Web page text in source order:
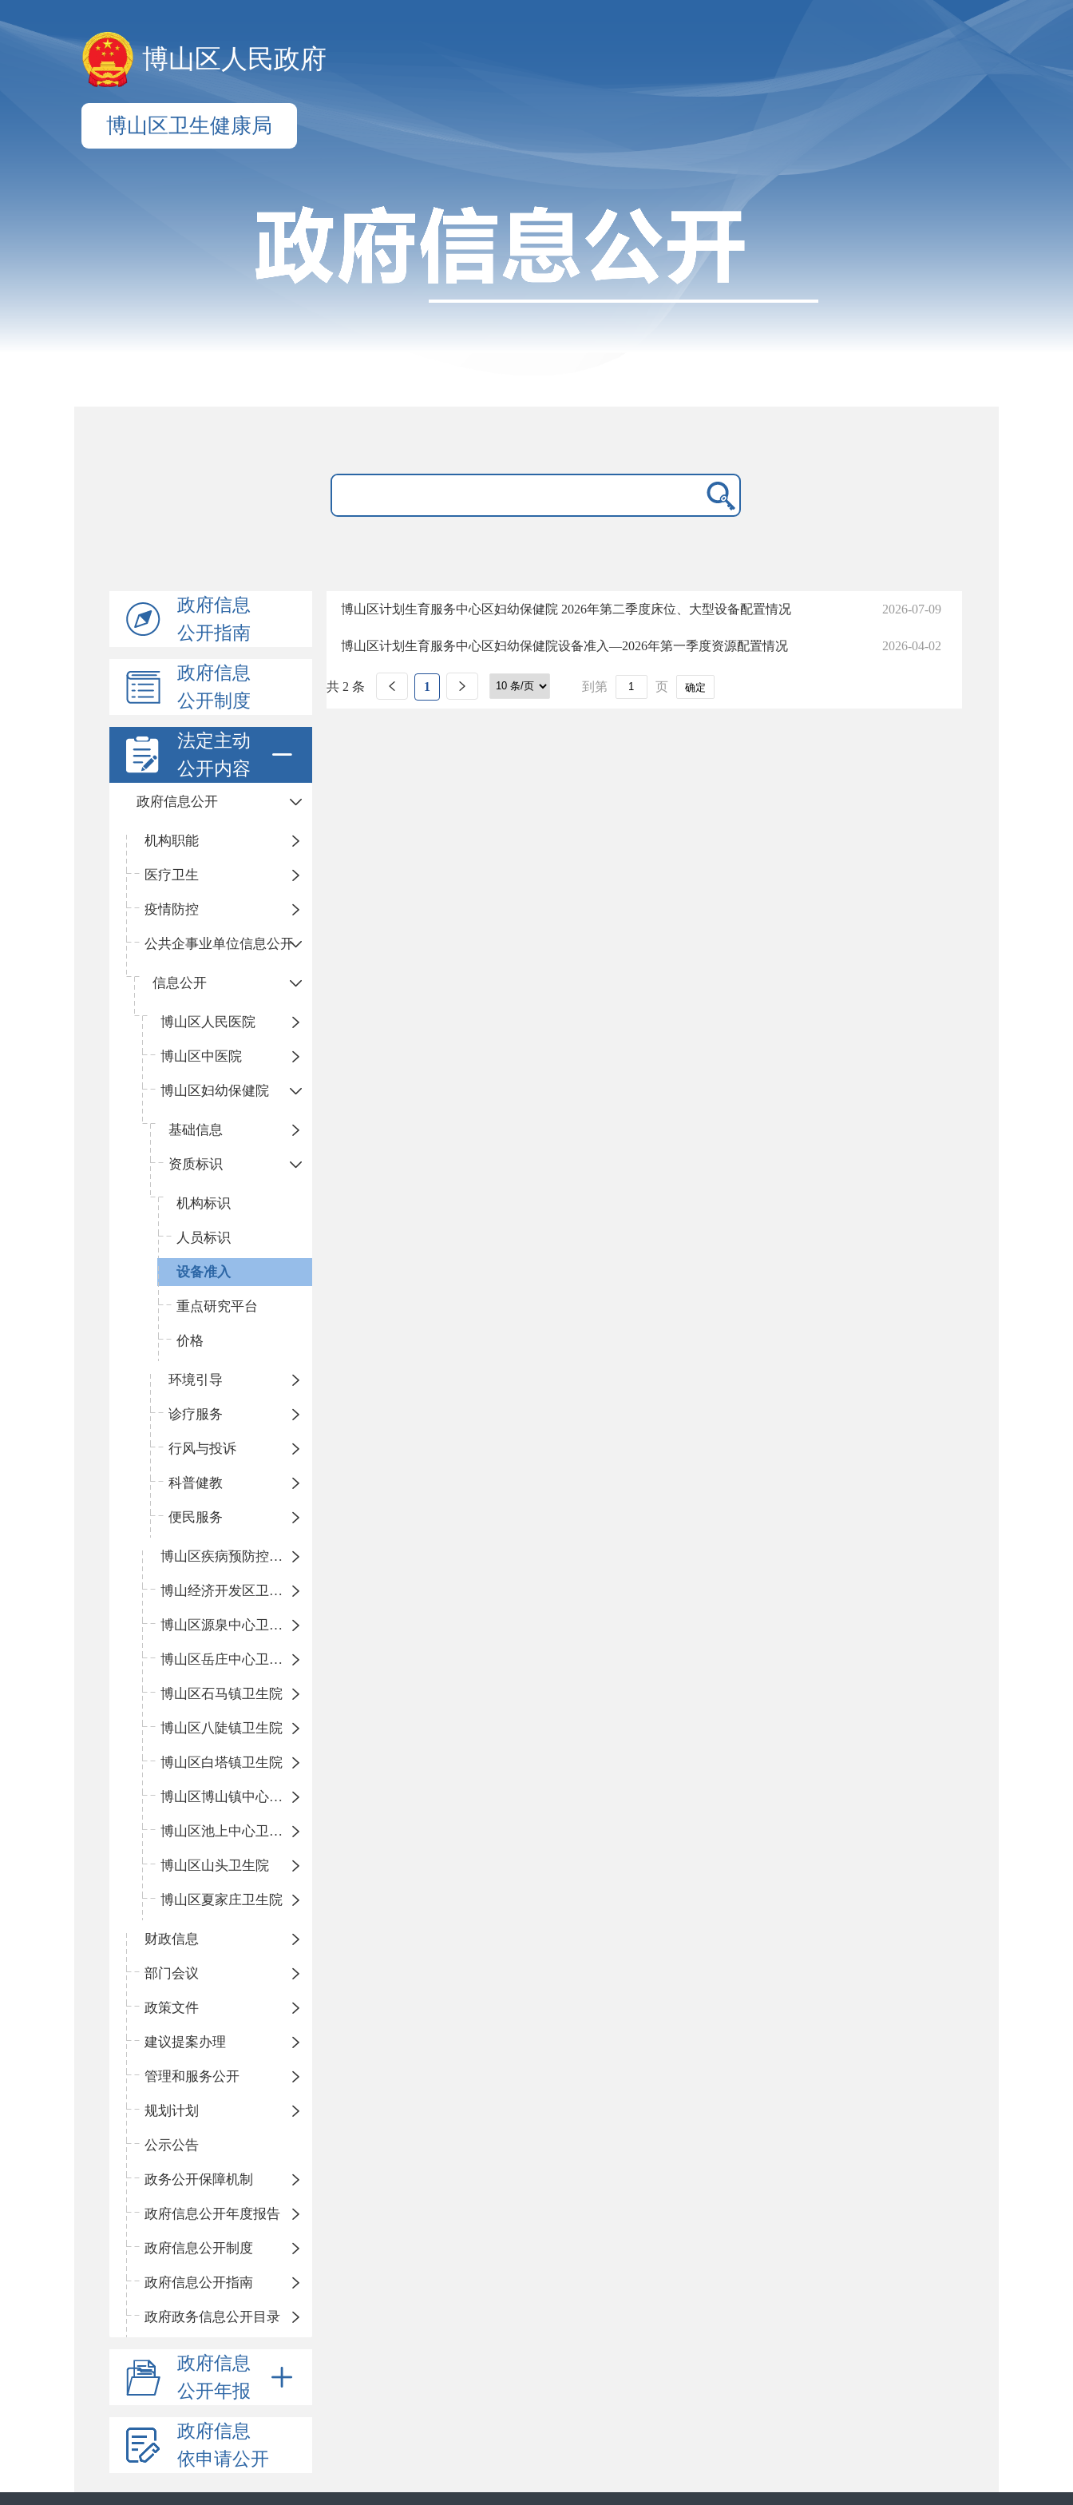
博山区人民政府
博山区卫生健康局
政府信息
公开指南
政府信息
公开制度
法定主动
公开内容
政府信息公开
机构职能
医疗卫生
疫情防控
公共企事业单位信息公开
信息公开
​博山区人民医院
博山区中医院
博山区妇幼保健院
基础信息
资质标识
机构标识
人员标识
设备准入
重点研究平台
价格
环境引导
诊疗服务
行风与投诉
科普健教
便民服务
博山区疾病预防控制中心
博山经济开发区卫生院
博山区源泉中心卫生院（博山区第二人民医院）
博山区岳庄中心卫生院
博山区石马镇卫生院
博山区八陡镇卫生院
博山区白塔镇卫生院
博山区博山镇中心卫生院（南院区、北院区）
博山区池上中心卫生院
博山区山头卫生院
博山区夏家庄卫生院
财政信息
部门会议
政策文件
建议提案办理
管理和服务公开
规划计划
公示公告
政务公开保障机制
政府信息公开年度报告
政府信息公开制度
政府信息公开指南
政府政务信息公开目录
政府信息
公开年报
政府信息
依申请公开
博山区计划生育服务中心区妇幼保健院 2026年第二季度床位、大型设备配置情况 2026-07-09
博山区计划生育服务中心区妇幼保健院设备准入—2026年第一季度资源配置情况 2026-04-02
共 2 条 1 到第 页 确定